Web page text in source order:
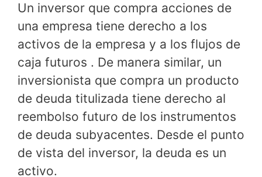
Un inversor que compra acciones de
una empresa tiene derecho a los
activos de la empresa y a los flujos de
caja futuros . De manera similar, un
inversionista que compra un producto
de deuda titulizada tiene derecho al
reembolso futuro de los instrumentos
de deuda subyacentes. Desde el punto
de vista del inversor, la deuda es un
activo.